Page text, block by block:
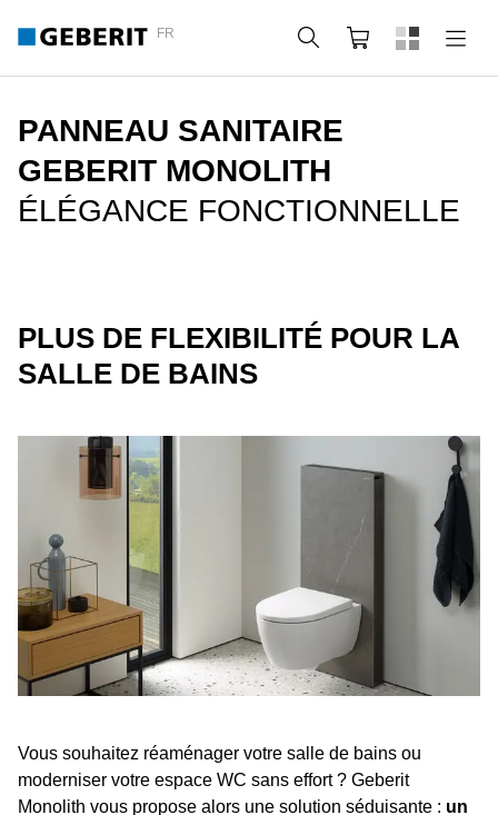
FR Rechercher
Panier
PANNEAU SANITAIRE
GEBERIT MONOLITH
ÉLÉGANCE FONCTIONNELLE
PLUS DE FLEXIBILITÉ POUR LA
SALLE DE BAINS
Vous souhaitez réaménager votre salle de bains ou
moderniser votre espace WC sans effort ? Geberit
Monolith vous propose alors une solution séduisante : un